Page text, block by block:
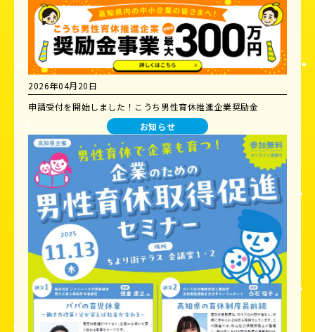
2026年04月20日
申請受付を開始しました！こうち男性育休推進企業奨励金
お知らせ